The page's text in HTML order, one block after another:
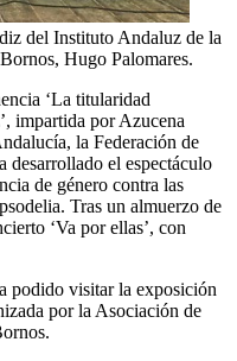
del Instituto Andaluz de la
Hugo Palomares.
‘La titularidad
impartida por Azucena
la Federación de
desarrollado el espectáculo
de género contra las
Tras un almuerzo de
‘Va por ellas’, con
podido visitar la exposición
por la Asociación de